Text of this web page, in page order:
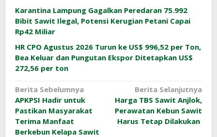
Karantina Lampung Gagalkan Peredaran 75.992
Bibit Sawit Ilegal, Potensi Kerugian Petani Capai
Rp42 Miliar
HR CPO Agustus 2026 Turun ke US$ 996,52 per Ton,
Bea Keluar dan Pungutan Ekspor Ditetapkan US$
272,56 per ton
Navigasi
pos
Berita Sebelumnya
APKPSI Hadir untuk
Pastikan Masyarakat
Terima Manfaat
Berkebun Kelapa Sawit
Berita Selanjutnya
Harga TBS Sawit Anjlok,
Perawatan Kebun Sawit
Harus Tetap Dilakukan